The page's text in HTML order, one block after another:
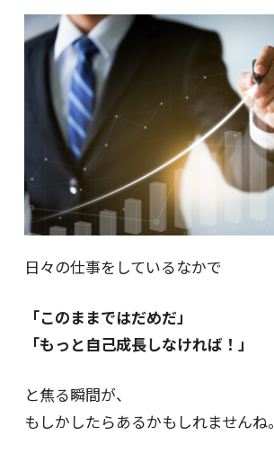
日々の仕事をしているなかで
「このままではだめだ」
「もっと自己成長しなければ！」
と焦る瞬間が、
もしかしたらあるかもしれませんね。